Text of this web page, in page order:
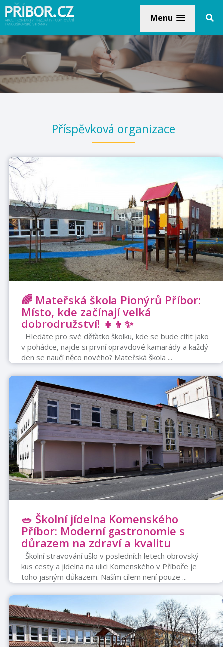
Menu
Příspěvková organizace
🌈 Mateřská škola Pionýrů Příbor:
Místo, kde začínají velká
dobrodružství! 👧👦✨
Hledáte pro své děťátko školku, kde se bude cítit jako
v pohádce, najde si první opravdové kamarády a každý
den se naučí něco nového? Mateřská škola ...
🥗 Školní jídelna Komenského
Příbor: Moderní gastronomie s
důrazem na zdraví a kvalitu
Školní stravování ušlo v posledních letech obrovský
kus cesty a jídelna na ulici Komenského v Příboře je
toho jasným důkazem. Naším cílem není pouze ...